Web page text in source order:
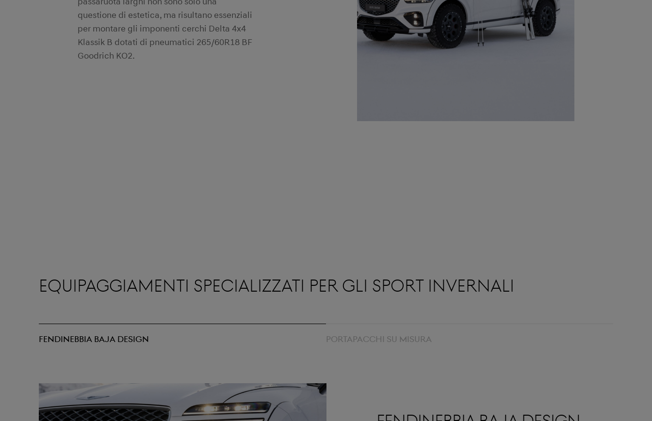
questione di estetica, ma risultano essenziali
per montare gli imponenti cerchi Delta 4x4
Klassik B dotati di pneumatici 265/60R18 BF
Goodrich KO2.
Equipaggiamenti specializzati per gli sport invernali
FENDINEBBIA BAJA DESIGN PORTAPACCHI SU MISURA